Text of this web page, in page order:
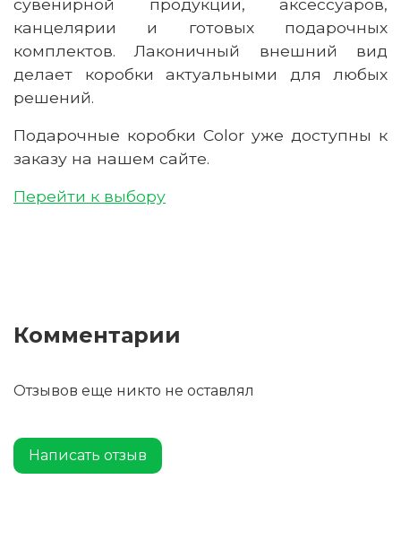
сувенирной продукции, аксессуаров,
канцелярии и готовых подарочных
комплектов. Лаконичный внешний вид
делает коробки актуальными для любых
решений.
Подарочные коробки Color уже доступны к
заказу на нашем сайте.
Перейти к выбору
Комментарии
Отзывов еще никто не оставлял
Написать отзыв